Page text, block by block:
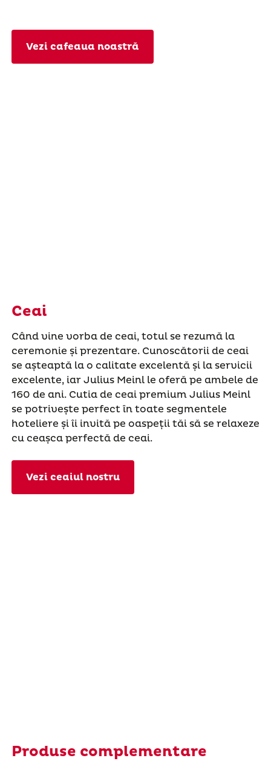
Vezi cafeaua noastră
Ceai
Când vine vorba de ceai, totul se rezumă la
ceremonie și prezentare. Cunoscătorii de ceai
se așteaptă la o calitate excelentă și la servicii
excelente, iar Julius Meinl le oferă pe ambele de
160 de ani. Cutia de ceai premium Julius Meinl
se potrivește perfect în toate segmentele
hoteliere și îi invită pe oaspeții tăi să se relaxeze
cu ceașca perfectă de ceai.
Vezi ceaiul nostru
Produse complementare